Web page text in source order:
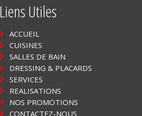
Liens Utiles
ACCUEIL
CUISINES
SALLES DE BAIN
DRESSING & PLACARDS
SERVICES
REALISATIONS
NOS PROMOTIONS
CONTACTEZ-NOUS